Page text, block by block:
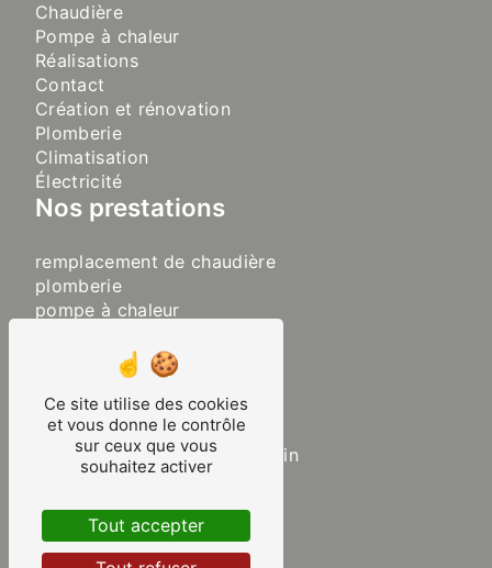
Chaudière
Pompe à chaleur
Réalisations
Contact
Création et rénovation
Plomberie
Climatisation
Électricité
Nos prestations
remplacement de chaudière
plomberie
pompe à chaleur
plancher chauffant
chauffage
chauffagiste
aménagement de salle de bain
rénovation de salle de bain
climatisation
pose de clim
Ce site utilise des cookies
et vous donne le contrôle
sur ceux que vous
souhaitez activer
Tout accepter